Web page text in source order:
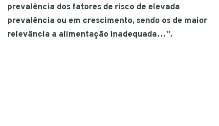
prevalência dos fatores de risco de elevada
prevalência ou em crescimento, sendo os de maior
relevância a alimentação inadequada…”.